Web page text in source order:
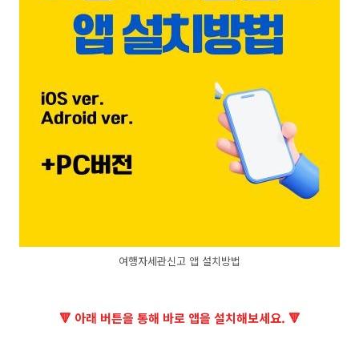
여행자세관신고 앱 설치방법
🔻 아래 버튼을 통해 바로 앱을 설치해보세요. 🔻